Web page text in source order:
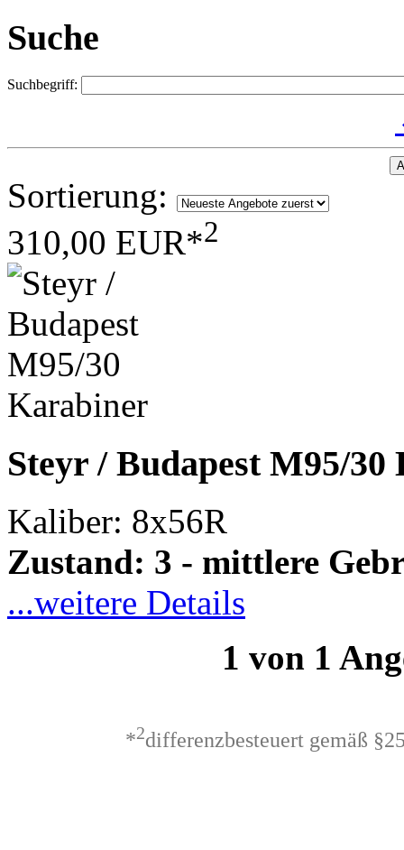
Suche
Suchbegriff:
Sortierung:
310,00 EUR*2
Steyr / Budapest M95/
Kaliber: 8x56R
Zustand: 3 - mittlere
...weitere Details
1 von 1
*2differenzbesteuert gemäß